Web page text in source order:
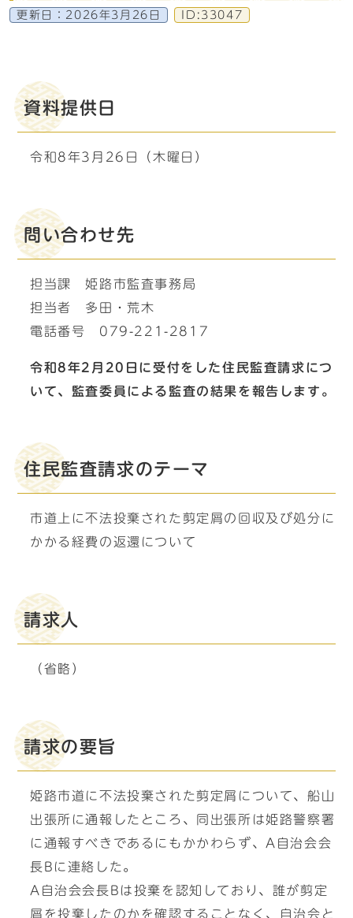
更新日： 2026年3月26日 ID:33047
資料提供日
令和8年3月26日（木曜日）
問い合わせ先
担当課 姫路市監査事務局
担当者 多田・荒木
電話番号 079-221-2817
令和8年2月20日に受付をした住民監査請求につ
いて、監査委員による監査の結果を報告します。
住民監査請求のテーマ
市道上に不法投棄された剪定屑の回収及び処分に
かかる経費の返還について
請求人
（省略）
請求の要旨
姫路市道に不法投棄された剪定屑について、船山
出張所に通報したところ、同出張所は姫路警察署
に通報すべきであるにもかかわらず、A自治会会
長Bに連絡した。
A自治会会長Bは投棄を認知しており、誰が剪定
屑を投棄したのかを確認することなく、自治会と